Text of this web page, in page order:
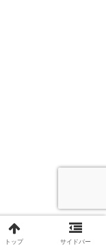
トップ サイドバー